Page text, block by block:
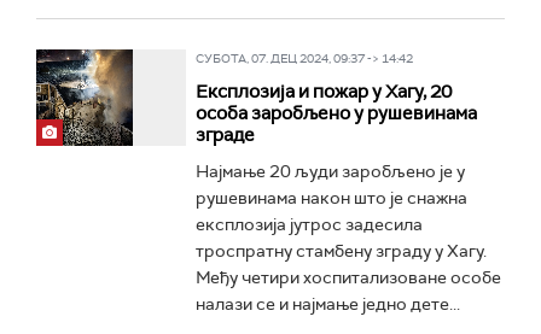
СУБОТА, 07. ДЕЦ 2024, 09:37 -> 14:42
Експлозија и пожар у Хагу, 20
особа заробљено у рушевинама
зграде
Најмање 20 људи заробљено је у
рушевинама након што је снажна
експлозија јутрос задесила
троспратну стамбену зграду у Хагу.
Међу четири хоспитализоване особе
налази се и најмање једно дете...